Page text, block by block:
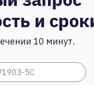
и
10 минут.